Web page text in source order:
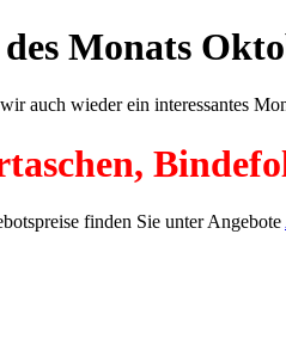
Monats
auch wieder ein interessantes
finden Sie unter Angebote